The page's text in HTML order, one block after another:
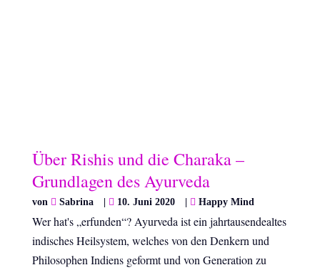
Über Rishis und die Charaka –
Grundlagen des Ayurveda
von Sabrina 10. Juni 2020 Happy Mind
Wer hat's „erfunden“? Ayurveda ist ein jahrtausendealtes
indisches Heilsystem, welches von den Denkern und
Philosophen Indiens geformt und von Generation zu